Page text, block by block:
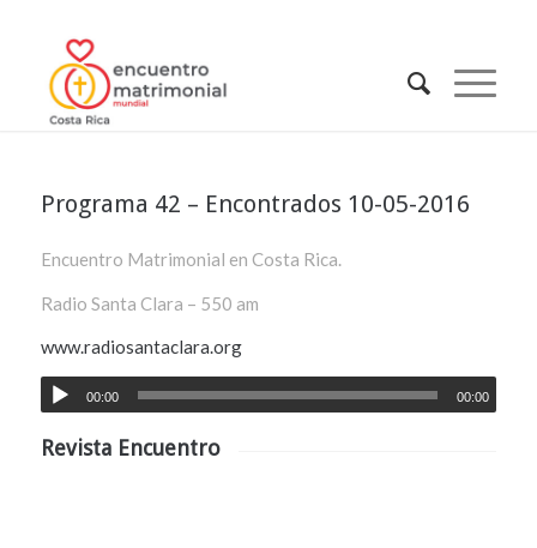
Programa 42 – Encontrados 10-05-2016
Encuentro Matrimonial en Costa Rica.
Radio Santa Clara – 550 am
www.radiosantaclara.org
00:00 00:00
Revista Encuentro